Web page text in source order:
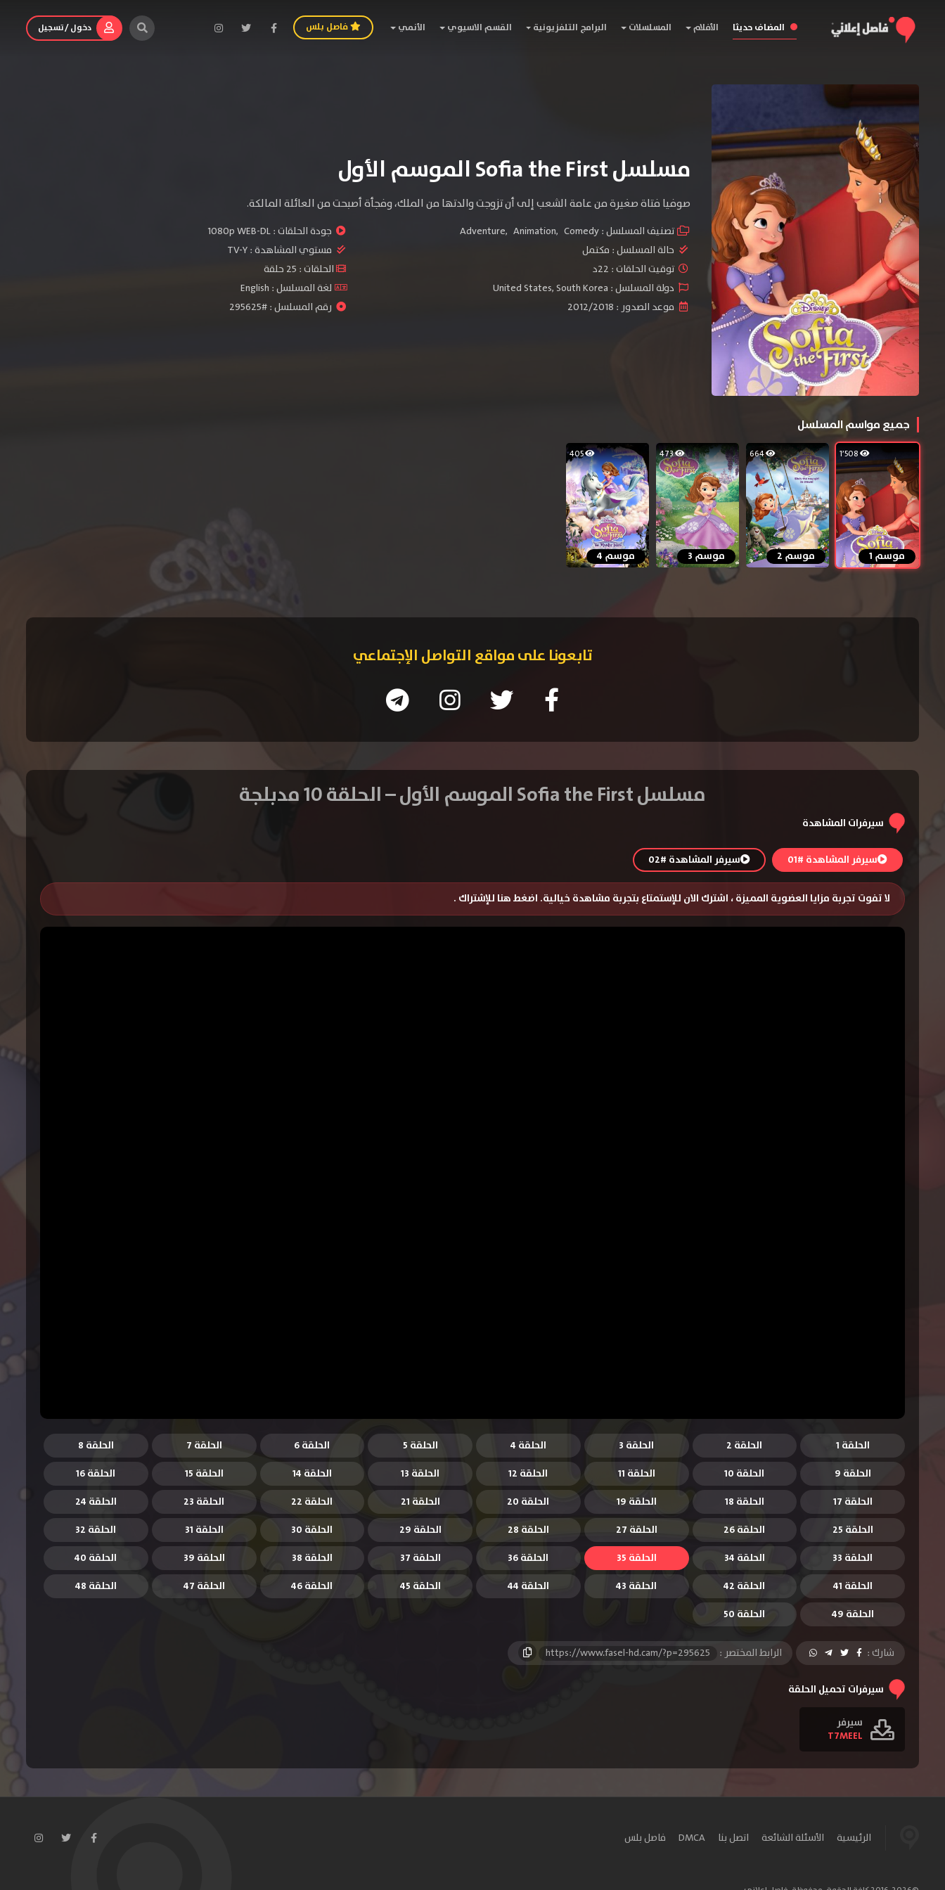
المضاف حديثا الأفلام المسلسلات البرامج التلفزيونية القسم الاسيوي الأنمي فاصل بلس دخول / تسجيل
مسلسل Sofia the First الموسم الأول
صوفيا فتاة صغيرة من عامة الشعب إلى أن تزوجت والدتها من الملك، وفجأة أصبحت من العائلة المالكة.
تصنيف المسلسل : Adventure, Animation, Comedy جودة الحلقات :1080p WEB-DL
حالة المسلسل : مكتمل مستوي المشاهدة :TV-Y
توقيت الحلقات : 22د
الحلقات : 25 حلقة
دولة المسلسل : United States, South Korea
لغة المسلسل : English
موعد الصدور : 2012/2018
رقم المسلسل : #295625
جميع مواسم المسلسل
موسم 1
664
موسم 2
473
موسم 3
405
موسم 4
تابعونا على مواقع التواصل الإجتماعي
مسلسل Sofia the First الموسم الأول – الحلقة 10 مدبلجة
سيرفرات المشاهدة
سيرفر المشاهدة #01 سيرفر المشاهدة #02
لا تفوت تجربة مزايا العضوية المميزة ، اشترك الان للإستمتاع بتجربة مشاهدة خيالية. اضغط هنا للإشتراك .
الحلقة 1 الحلقة 2 الحلقة 3 الحلقة 4 الحلقة 5 الحلقة 6 الحلقة 7
الحلقة 8
الحلقة 9
الحلقة 10 الحلقة 11 الحلقة 12 الحلقة 13 الحلقة 14 الحلقة 15
الحلقة 16
الحلقة 17
الحلقة 18 الحلقة 19 الحلقة 20 الحلقة 21 الحلقة 22 الحلقة 23
الحلقة 24
الحلقة 25
الحلقة 26 الحلقة 27 الحلقة 28 الحلقة 29 الحلقة 30 الحلقة 31
الحلقة 32
الحلقة 33
الحلقة 34 الحلقة 35 الحلقة 36 الحلقة 37 الحلقة 38 الحلقة 39
الحلقة 40
الحلقة 41
الحلقة 42 الحلقة 43 الحلقة 44 الحلقة 45 الحلقة 46 الحلقة 47
الحلقة 48
الحلقة 49
الحلقة 50
شارك : الرابط المختصر : https://www.fasel-hd.cam/?p=295625
سيرفرات تحميل الحلقة
سيرفر
T7MEEL
الرئيسية الأسئلة الشائعة اتصل بنا DMCA فاصل بلس